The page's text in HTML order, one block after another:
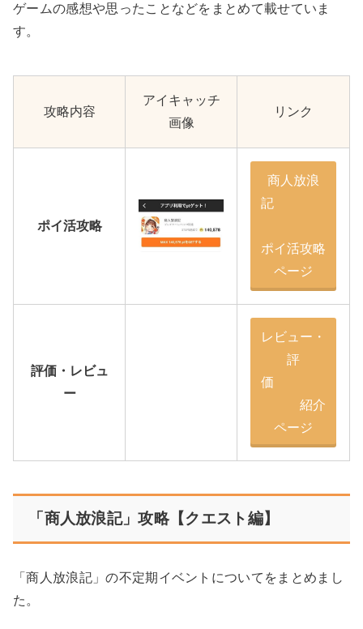
ゲームの感想や思ったことなどをまとめて載せていま
す。
攻略内容
アイキャッチ
画像
リンク
ポイ活攻略
商人放浪
記
ポイ活攻略
ページ
評価・レビュ
ー
レビュー・
評
価
紹介
ページ
「商人放浪記」攻略【クエスト編】
「商人放浪記」の不定期イベントについてをまとめまし
た。